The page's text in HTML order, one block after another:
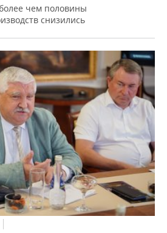
чем половины
снизились